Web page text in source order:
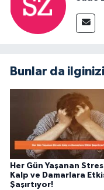
Bunlar da
Her Gün Yaşanan
Kalp ve Damarlara
Şaşırtıyor!